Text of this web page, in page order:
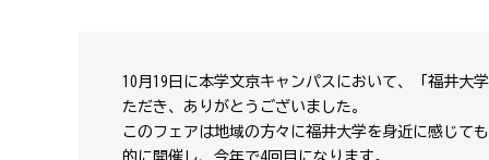
10月19日に本学文京キャンパスにおいて、「福井大
ただき、ありがとうございました。
このフェアは地域の方々に福井大学を身近に感じて
的に開催し、今年で4回目になります。